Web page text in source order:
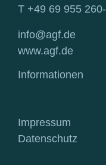
T +49 69 955
info@agf.de
www.agf.de
Informationen
Impressum
Datenschutz